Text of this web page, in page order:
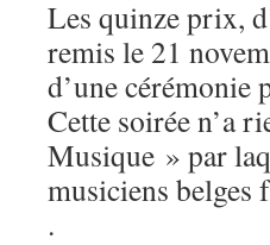
Les quinze prix,
remis le 21
d’une cérémonie
Cette soirée n’a
Musique » par
musiciens belges
.